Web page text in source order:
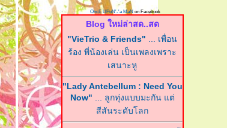
OncE UPoN'-'a MaN on Facebook
Blog ใหม่ล่าสด..สด
"VieTrio & Friends" ... เพื่อน
ร้อง พี่น้องเล่น เป็นเพลงเพราะ
เสนาะหู
"Lady Antebellum : Need You
Now" ... ลูกทุ่งแบบมะกัน แต่
สีสันระดับโลก